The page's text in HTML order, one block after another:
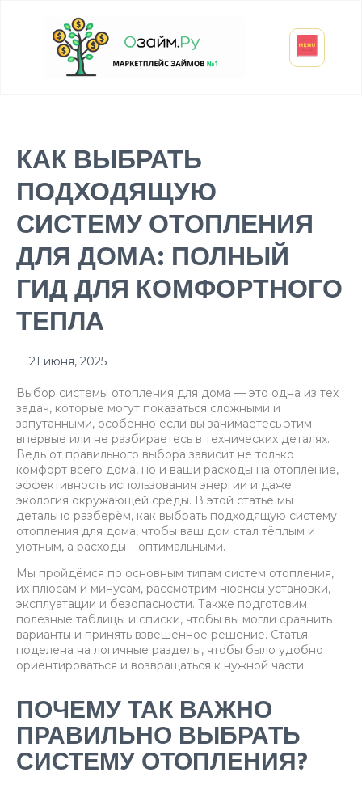
КАК ВЫБРАТЬ
ПОДХОДЯЩУЮ
СИСТЕМУ ОТОПЛЕНИЯ
ДЛЯ ДОМА: ПОЛНЫЙ
ГИД ДЛЯ КОМФОРТНОГО
ТЕПЛА
21 июня, 2025
Выбор системы отопления для дома — это одна из тех
задач, которые могут показаться сложными и
запутанными, особенно если вы занимаетесь этим
впервые или не разбираетесь в технических деталях.
Ведь от правильного выбора зависит не только
комфорт всего дома, но и ваши расходы на отопление,
эффективность использования энергии и даже
экология окружающей среды. В этой статье мы
детально разберём, как выбрать подходящую систему
отопления для дома, чтобы ваш дом стал тёплым и
уютным, а расходы – оптимальными.
Мы пройдёмся по основным типам систем отопления,
их плюсам и минусам, рассмотрим нюансы установки,
эксплуатации и безопасности. Также подготовим
полезные таблицы и списки, чтобы вы могли сравнить
варианты и принять взвешенное решение. Статья
поделена на логичные разделы, чтобы было удобно
ориентироваться и возвращаться к нужной части.
ПОЧЕМУ ТАК ВАЖНО
ПРАВИЛЬНО ВЫБРАТЬ
СИСТЕМУ ОТОПЛЕНИЯ?